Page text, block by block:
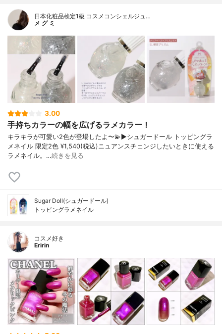
日本化粧品検定1級 コスメコンシェルジュ…
メ グ ミ
3.00
手持ちカラーの幅を広げるラメカラー！
キラキラが可愛い2色が登場したよ〜💫▶︎シュガードール トッピングラ
メネイル 限定2色 ¥1,540(税込)ニュアンスチェンジしたいときに使える
ラメネイル。…続きを見る
Sugar Doll(シュガードール)
トッピングラメネイル
コスメ好き
Eririn